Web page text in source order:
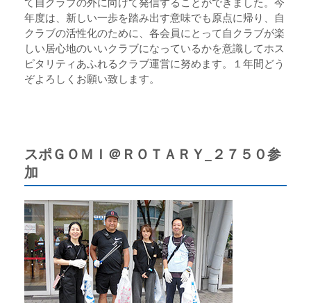
て自クラブの外に向けて発信することができました。今
年度は、新しい一歩を踏み出す意味でも原点に帰り、自
クラブの活性化のために、各会員にとって自クラブが楽
しい居心地のいいクラブになっているかを意識してホス
ピタリティあふれるクラブ運営に努めます。１年間どう
ぞよろしくお願い致します。
スポＧＯＭＩ＠ＲＯＴＡＲＹ_２７５０参
加